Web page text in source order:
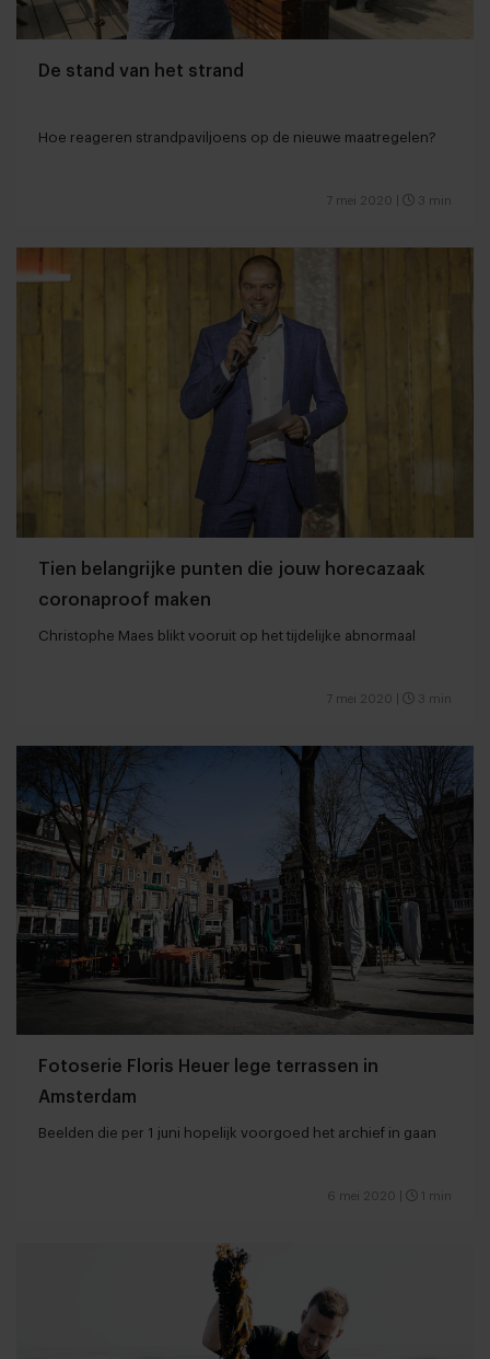
De stand van het strand
Hoe reageren strandpaviljoens op de nieuwe maatregelen?
7 mei 2020 3 min
Tien belangrijke punten die jouw horecazaak
coronaproof maken
Christophe Maes blikt vooruit op het tijdelijke abnormaal
7 mei 2020 3 min
Fotoserie Floris Heuer lege terrassen in
Amsterdam
Beelden die per 1 juni hopelijk voorgoed het archief in gaan
6 mei 2020 1 min